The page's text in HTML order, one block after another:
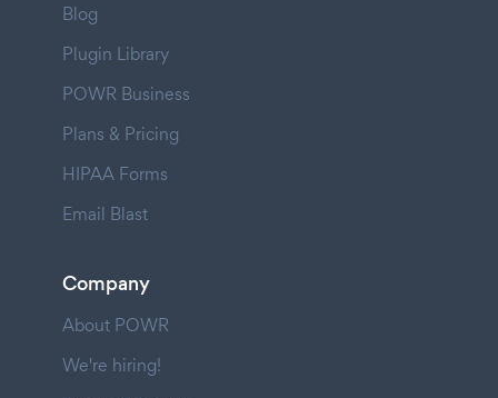
Blog
Plugin Library
POWR Business
Plans & Pricing
HIPAA Forms
Email Blast
Company
About POWR
We're hiring!